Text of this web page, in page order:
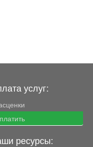
услуг:
ресурсы: